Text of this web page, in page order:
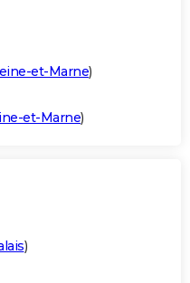
et-Marne)
et-Marne)
)